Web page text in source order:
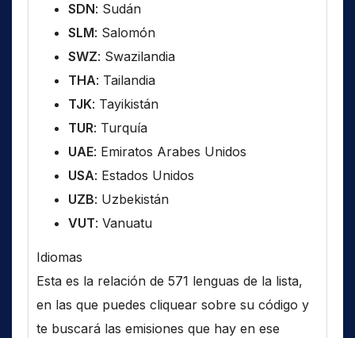
SDN: Sudán
SLM: Salomón
SWZ: Swazilandia
THA: Tailandia
TJK: Tayikistán
TUR: Turquía
UAE: Emiratos Arabes Unidos
USA: Estados Unidos
UZB: Uzbekistán
VUT: Vanuatu
Idiomas
Esta es la relación de 571 lenguas de la lista,
en las que puedes cliquear sobre su código y
te buscará las emisiones que hay en ese